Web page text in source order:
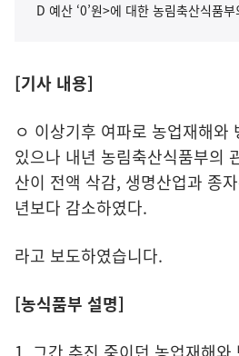
D 예산 ‘0’원>에 대한 농림축산식품
[기사 내용]
ㅇ 이상기후 여파로 농업재해와
있으나 내년 농림축산식품부의
산이 전액 삭감, 생명산업과 종
년보다 감소하였다.
라고 보도하였습니다.
[농식품부 설명]